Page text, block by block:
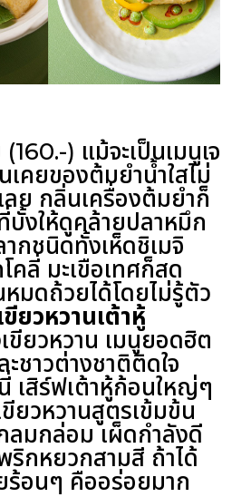
(160.-) แม้จะเป็นเมนูเจ
คยของต้มยำน้ำใสไม่
ลย กลิ่นเครื่องต้มยำก็
งให้ดูคล้ายปลาหมึก
กชนิดทั้งเห็ดชิเมจิ
คลี่ มะเขือเทศก็สด
มดถ้วยได้โดยไม่รู้ตัว
ยวหวานเต้าหู้
ขียวหวาน เมนูยอดฮิต
ชาวต่างชาติติดใจ
เสิร์ฟเต้าหู้ก้อนใหญ่ๆ
ยวหวานสูตรเข้มข้น
ลมกล่อม เผ็ดกำลังดี
กหยวกสามสี ถ้าได้
ร้อนๆ คืออร่อยมาก